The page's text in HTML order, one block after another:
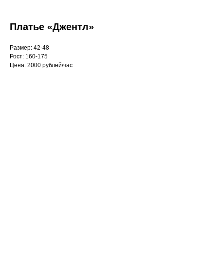
Платье «Джентл»
Размер: 42-48
Рост: 160-175
Цена: 2000 рублей/час